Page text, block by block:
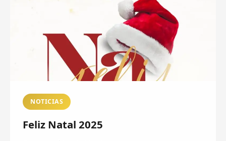
NOTICIAS
Feliz Natal 2025